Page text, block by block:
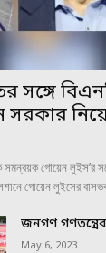
সঙ্গে
সরকার
সমন্বয়ক গোয়েন লুইস’র
গোয়েন লুইসের
জনগণ
May 6, 2023